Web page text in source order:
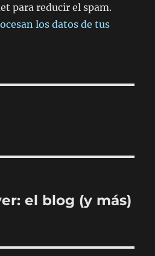
para reducir el spam.
los datos de tus
el blog (y más)